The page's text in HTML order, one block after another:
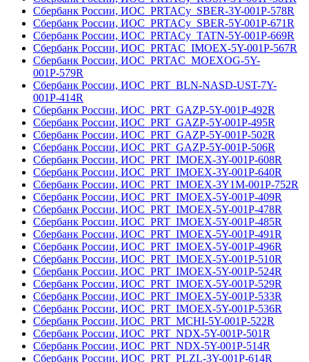
Сбербанк России, ИОС_PRTACy_SBER-3Y-001Р-578R
Сбербанк России, ИОС_PRTACy_SBER-5Y-001Р-671R
Сбербанк России, ИОС_PRTACy_TATN-5Y-001Р-669R
Сбербанк России, ИОС_PRTAC_IMOEX-5Y-001Р-567R
Сбербанк России, ИОС_PRTAC_MOEXOG-5Y-
001Р-579R
Сбербанк России, ИОС_PRT_BLN-NASD-UST-7Y-
001Р-414R
Сбербанк России, ИОС_PRT_GAZP-5Y-001Р-492R
Сбербанк России, ИОС_PRT_GAZP-5Y-001Р-495R
Сбербанк России, ИОС_PRT_GAZP-5Y-001Р-502R
Сбербанк России, ИОС_PRT_GAZP-5Y-001Р-506R
Сбербанк России, ИОС_PRT_IMOEX-3Y-001Р-608R
Сбербанк России, ИОС_PRT_IMOEX-3Y-001Р-640R
Сбербанк России, ИОС_PRT_IMOEX-3Y1M-001Р-752R
Сбербанк России, ИОС_PRT_IMOEX-5Y-001Р-409R
Сбербанк России, ИОС_PRT_IMOEX-5Y-001Р-478R
Сбербанк России, ИОС_PRT_IMOEX-5Y-001Р-485R
Сбербанк России, ИОС_PRT_IMOEX-5Y-001Р-491R
Сбербанк России, ИОС_PRT_IMOEX-5Y-001Р-496R
Сбербанк России, ИОС_PRT_IMOEX-5Y-001Р-510R
Сбербанк России, ИОС_PRT_IMOEX-5Y-001Р-524R
Сбербанк России, ИОС_PRT_IMOEX-5Y-001Р-529R
Сбербанк России, ИОС_PRT_IMOEX-5Y-001Р-533R
Сбербанк России, ИОС_PRT_IMOEX-5Y-001Р-536R
Сбербанк России, ИОС_PRT_MCHI-5Y-001Р-522R
Сбербанк России, ИОС_PRT_NDX-5Y-001Р-501R
Сбербанк России, ИОС_PRT_NDX-5Y-001Р-514R
Сбербанк России, ИОС_PRT_PLZL-3Y-001Р-614R